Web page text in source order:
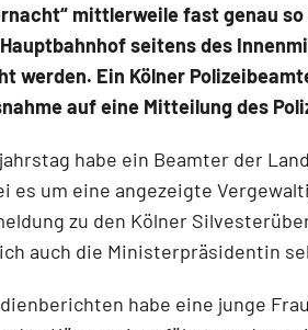
mittlerweile fast genau
seitens des
werden. Ein Kölner
auf eine Mitteilung des
habe ein Beamter der
es um eine angezeigte
zu den Kölner
auch die Ministerpräsidentin
habe eine junge